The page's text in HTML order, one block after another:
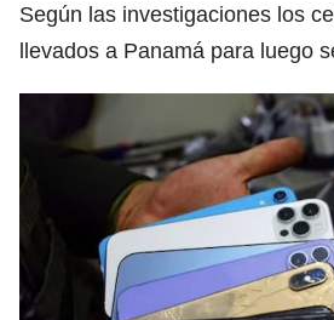
Según las investigaciones los
llevados a Panamá para luego